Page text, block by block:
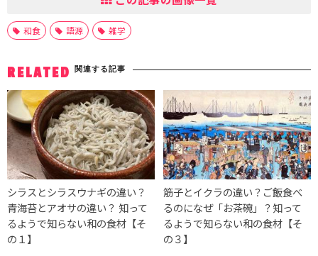
和食 語源 雑学
RELATED 関連する記事
シラスとシラスウナギの違い？
青海苔とアオサの違い？ 知って
るようで知らない和の食材【そ
の１】
筋子とイクラの違い？ご飯食べ
るのになぜ「お茶碗」？知って
るようで知らない和の食材【そ
の３】